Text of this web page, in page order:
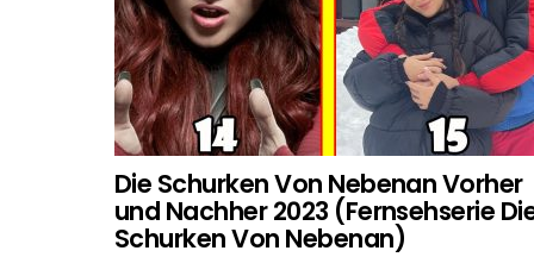
Die Schurken Von Nebenan Vorher
und Nachher 2023 (Fernsehserie
Schurken Von Nebenan)